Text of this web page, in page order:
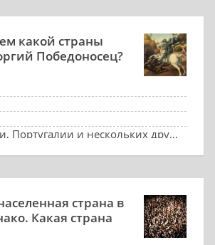
какой страны
Победоносец?
России, Англии, Португалии и нескольких других
страна в
Какая страна